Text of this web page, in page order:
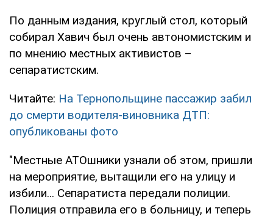
По данным издания, круглый стол, который
собирал Хавич был очень автономистским и
по мнению местных активистов –
сепаратистским.
Читайте: На Тернопольщине пассажир забил
до смерти водителя-виновника ДТП:
опубликованы фото
"Местные АТОшники узнали об этом, пришли
на мероприятие, вытащили его на улицу и
избили... Сепаратиста передали полиции.
Полиция отправила его в больницу, и теперь